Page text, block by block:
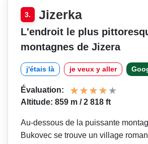
3. Jizerka
L'endroit le plus
montagnes de Jizera
j'étais là je veux y aller
Évaluation:
Altitude: 859 m / 2 818 ft
Au-dessous de la puissante
Bukovec se trouve un village